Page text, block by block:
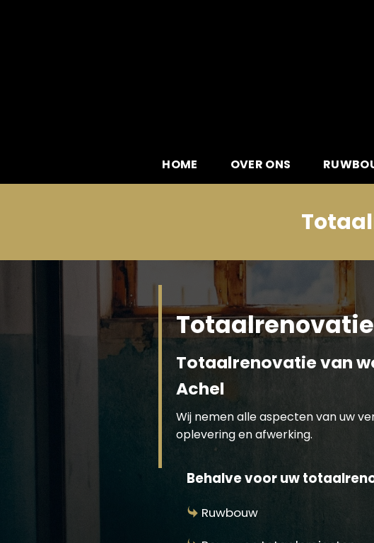
HOME OVER ONS
Totaalrenovatie van
Achel
Wij nemen alle aspecten van uw
oplevering en afwerking.
Behalve voor uw
Ruwbouw